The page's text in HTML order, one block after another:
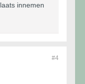
innemen
#4